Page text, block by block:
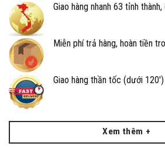
BigFishing Đồ Câu, mua sự tin
Sản phẩm cam kết đúng như hình ảnh
Sẵn sàng giải đáp bất cứ thắc mắc,
Giao hàng nhanh 63 tỉnh
Miễn phí trả hàng, hoàn tiền
Giao hàng thần tốc (dưới
Xem thêm +